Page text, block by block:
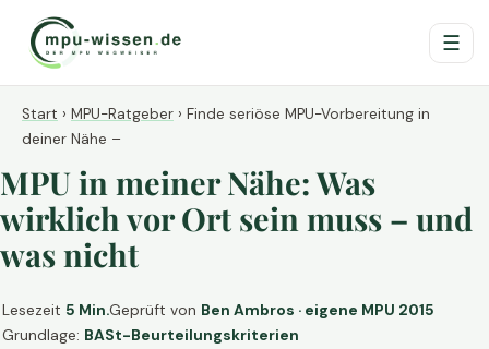
☰
Start › MPU-Ratgeber › Finde seriöse MPU-Vorbereitung in
deiner Nähe –
MPU in meiner Nähe: Was
wirklich vor Ort sein muss – und
was nicht
Lesezeit 5 Min.Geprüft von Ben Ambros · eigene MPU 2015
Grundlage: BASt-Beurteilungskriterien